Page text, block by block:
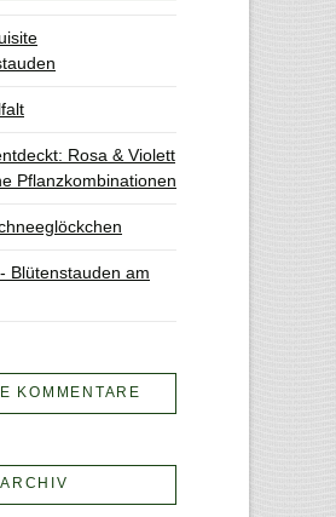
Rosa & Violett
Pflanzkombinationen
Blütenstauden am
KOMMENTARE
ARCHIV